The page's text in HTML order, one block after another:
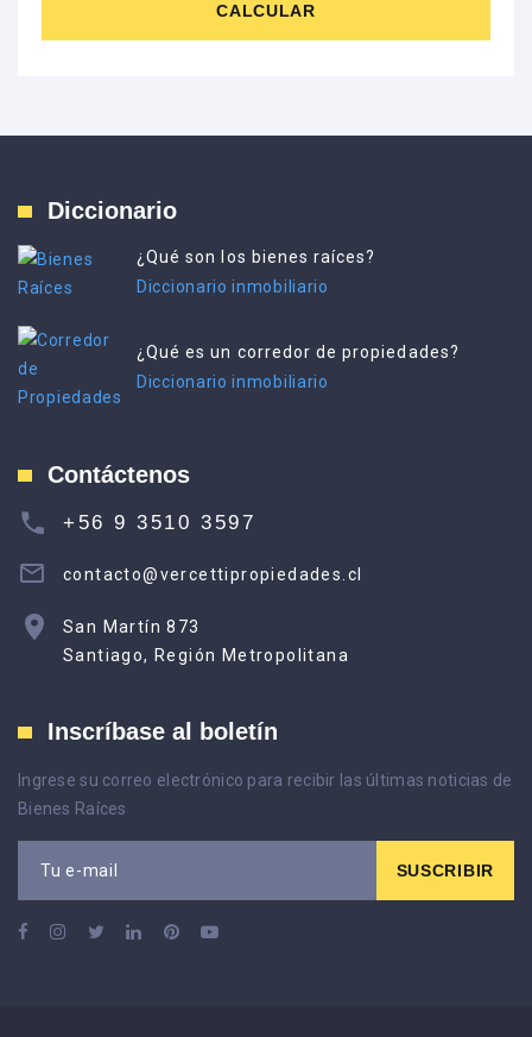
CALCULAR
Diccionario
¿Qué son los bienes raíces?
Diccionario inmobiliario
¿Qué es un corredor de propiedades?
Diccionario inmobiliario
Contáctenos
+56 9 3510 3597
contacto@vercettipropiedades.cl
San Martín 873
Santiago, Región Metropolitana
Inscríbase al boletín
Ingrese su correo electrónico para recibir las últimas noticias de
Bienes Raíces
Tu e-mail SUSCRIBIR